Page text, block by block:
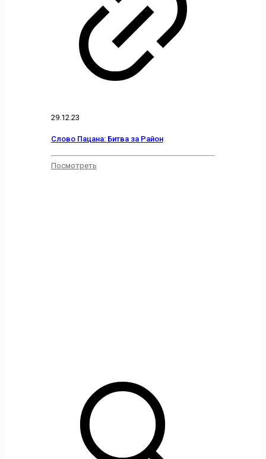
29.12.23
Слово Пацана: Битва за Район
Посмотреть